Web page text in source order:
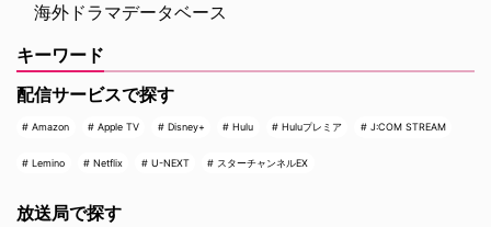
海外ドラマデータベース
キーワード
配信サービスで探す
Amazon Apple TV Disney+ Hulu Huluプレミア J:COM STREAM
Lemino Netflix U-NEXT スターチャンネルEX
放送局で探す